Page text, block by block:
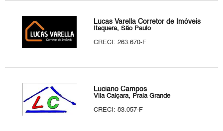
Lucas Varella Corretor de Imóveis
Itaquera, São Paulo
CRECI: 263.670-F
Luciano Campos
Vila Caiçara, Praia Grande
CRECI: 83.057-F